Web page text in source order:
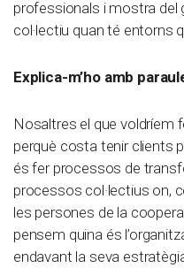
professionals i mostra del
col·lectiu quan té entorns
Explica-m’ho amb
Nosaltres el que voldríem
perquè costa tenir clients
és fer processos de
processos col·lectius on,
les persones de la
pensem quina és
endavant la seva